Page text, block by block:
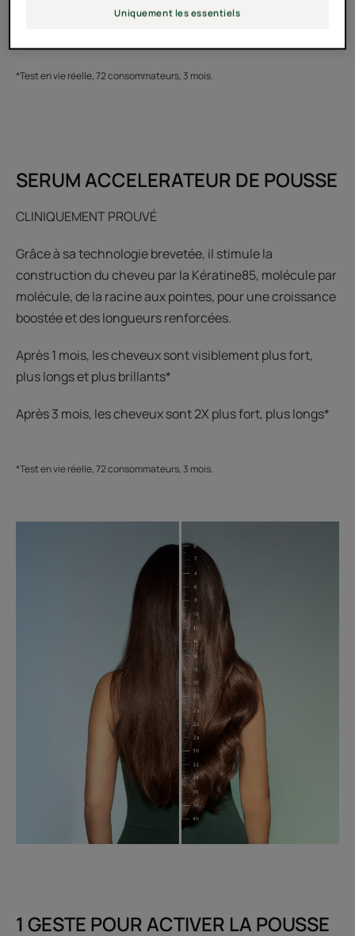
*Test en vie réelle, 72 consommateurs, 3 mois.
SERUM ACCELERATEUR DE POUSSE
CLINIQUEMENT PROUVÉ
Grâce à sa technologie brevetée, il stimule la
construction du cheveu par la Kératine85, molécule par
molécule, de la racine aux pointes, pour une croissance
boostée et des longueurs renforcées.
Après 1 mois, les cheveux sont visiblement plus fort,
plus longs et plus brillants*
Après 3 mois, les cheveux sont 2X plus fort, plus longs*
*Test en vie réelle, 72 consommateurs, 3 mois.
1 GESTE POUR ACTIVER LA POUSSE
Uniquement les essentiels